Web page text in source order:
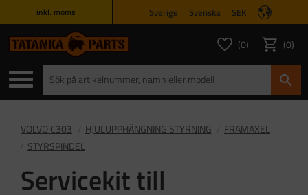
inkl. moms Sverige Svenska SEK
Favoriter
ANTAL
0 Kundvagn
0
VOLVO C303 HJULUPPHÄNGNING STYRNING
FRAMAXEL
STYRSPINDEL
Servicekit till